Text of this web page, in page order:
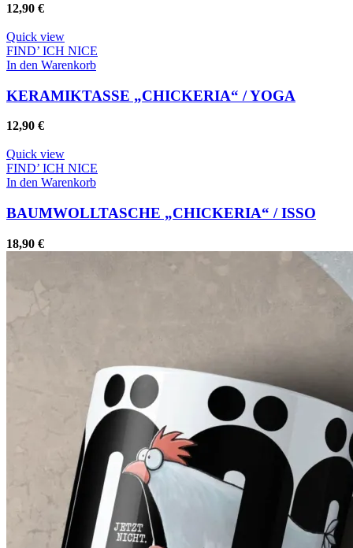
12,90 €
Quick view
FIND’ ICH NICE
In den Warenkorb
KERAMIKTASSE „CHICKERIA“ / YOGA
12,90 €
Quick view
FIND’ ICH NICE
In den Warenkorb
BAUMWOLLTASCHE „CHICKERIA“ / ISSO
18,90 €